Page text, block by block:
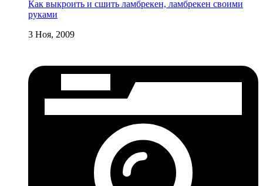
Как выкроить и сшить ламбрекен, ламбрекен своими
руками
3 Ноя, 2009